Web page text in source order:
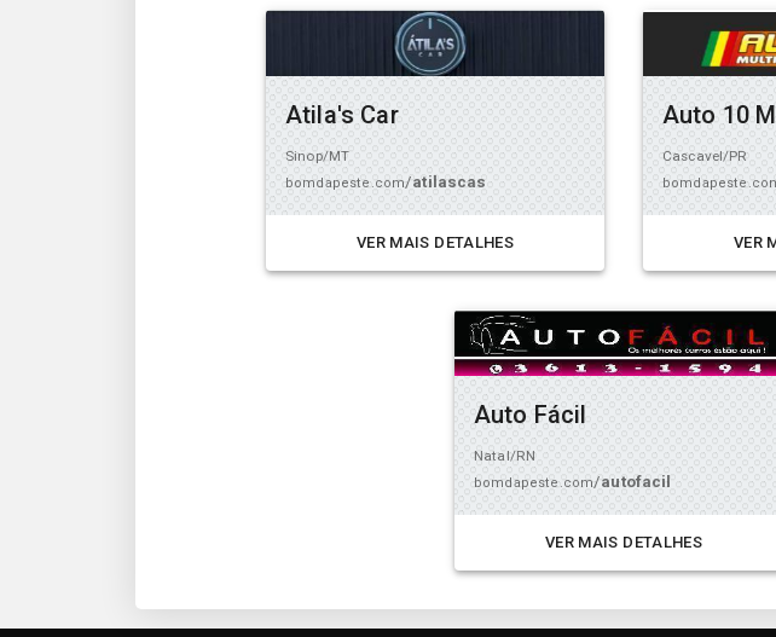
Atila's Car
Sinop/MT
bomdapeste.com/atilascas
VER MAIS DETALHES
Auto 10
Cascavel/PR
VER
Auto Fácil
Natal/RN
bomdapeste.com/autofacil
VER MAIS DETALHES